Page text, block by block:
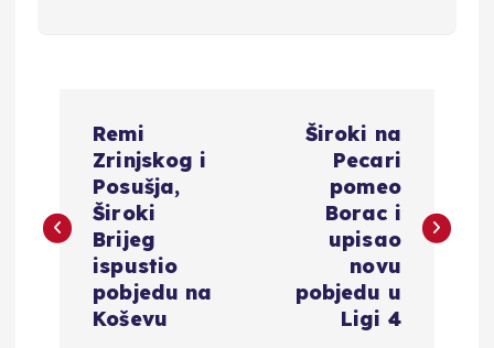
v
Remi
Zrinjskog i
Posušja,
Široki
Brijeg
ispustio
pobjedu na
Koševu
Široki na
Pecari
pomeo
Borac i
upisao
novu
pobjedu u
Ligi 4